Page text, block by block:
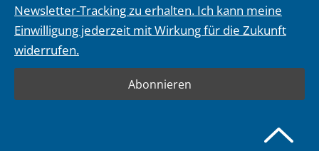
Newsletter-Tracking zu erhalten. Ich kann meine
Einwilligung jederzeit mit Wirkung für die Zukunft
widerrufen.